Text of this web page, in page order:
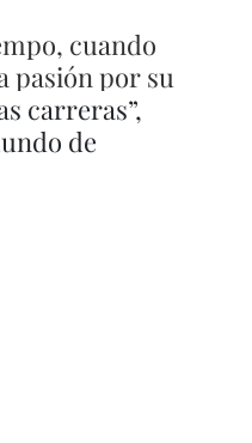
cuando
pasión por su
carreras”,
de